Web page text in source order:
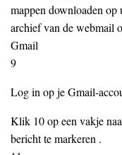
mappen downloaden op
archief van de webmail
Gmail
9
Log in op je Gmail-
Klik 10 op een vakje
bericht te markeren .